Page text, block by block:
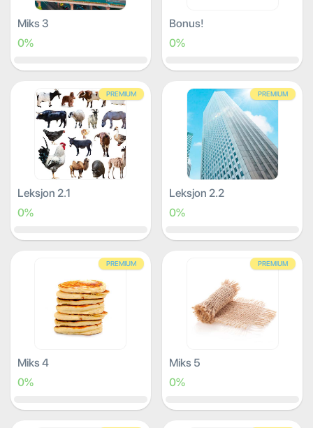
Miks 3
0%
Bonus!
0%
PREMIUM
Leksjon 2.1
0%
PREMIUM
Leksjon 2.2
0%
PREMIUM
Miks 4
0%
PREMIUM
Miks 5
0%